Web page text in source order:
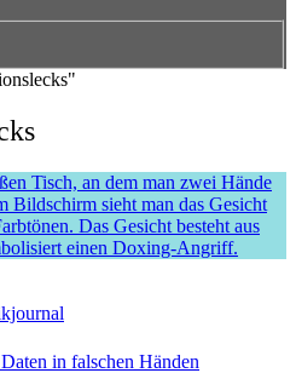
in falschen Händen